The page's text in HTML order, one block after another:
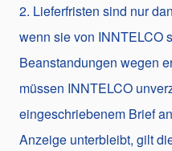
2. Lieferfristen sind nur
wenn sie von INNTELCO
Beanstandungen wegen
müssen INNTELCO
eingeschriebenem Brief
Anzeige unterbleibt, gilt